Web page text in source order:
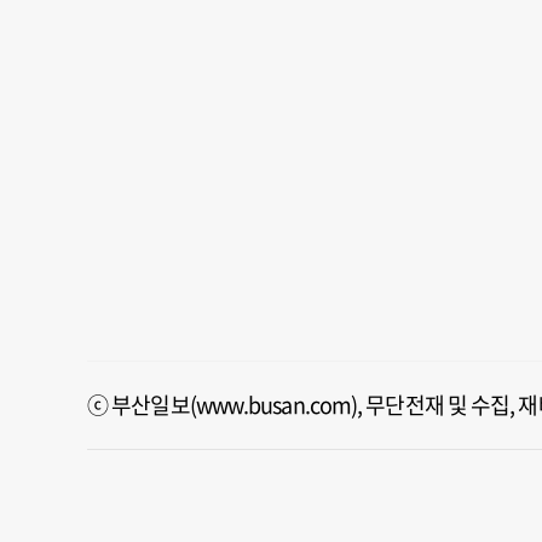
ⓒ 부산일보(www.busan.com), 무단전재 및 수집,